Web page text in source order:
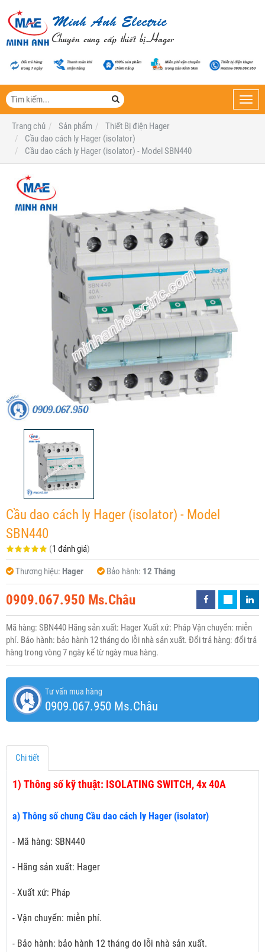
Trang chủ
Sản phẩm
Thiết Bị điện Hager
Cầu dao cách ly Hager (isolator)
Cầu dao cách ly Hager (isolator) - Model SBN440
Cầu dao cách ly Hager (isolator) - Model
SBN440
(1 đánh giá)
Thương hiệu: Hager Bảo hành: 12 Tháng
0909.067.950 Ms.Châu
Mã hàng: SBN440 Hãng sản xuất: Hager Xuất xứ: Pháp Vận chuyển: miễn
phí. Bảo hành: bảo hành 12 tháng do lỗi nhà sản xuất. Đổi trả hàng: đổi trả
hàng trong vòng 7 ngày kể từ ngày mua hàng.
Tư vấn mua hàng
0909.067.950 Ms.Châu
Chi tiết
1) Thông số kỹ thuật: ISOLATING SWITCH, 4x 40A
a) Thông số chung Cầu dao cách ly Hager (isolator)
- Mã hàng: SBN440
- Hãng sản xuất: Hager
- Xuất xứ: Pháp
- Vận chuyển: miễn phí.
- Bảo hành: bảo hành 12 tháng do lỗi nhà sản xuất.